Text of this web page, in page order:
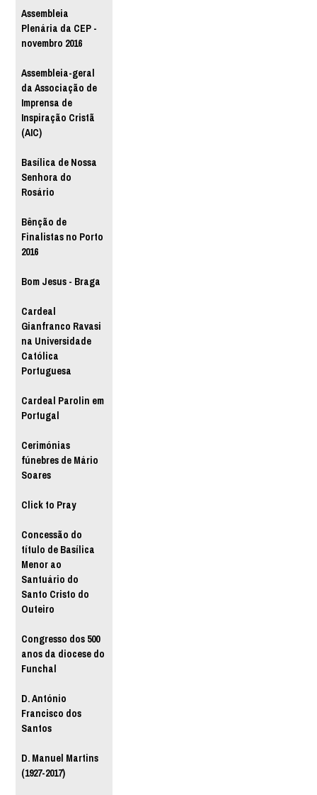
Assembleia
Plenária da CEP -
novembro 2016
Assembleia-geral
da Associação de
Imprensa de
Inspiração Cristã
(AIC)
Basílica de Nossa
Senhora do
Rosário
Bênção de
Finalistas no Porto
2016
Bom Jesus - Braga
Cardeal
Gianfranco Ravasi
na Universidade
Católica
Portuguesa
Cardeal Parolin em
Portugal
Cerimónias
fúnebres de Mário
Soares
Click to Pray
Concessão do
título de Basílica
Menor ao
Santuário do
Santo Cristo do
Outeiro
Congresso dos 500
anos da diocese do
Funchal
D. António
Francisco dos
Santos
D. Manuel Martins
(1927-2017)